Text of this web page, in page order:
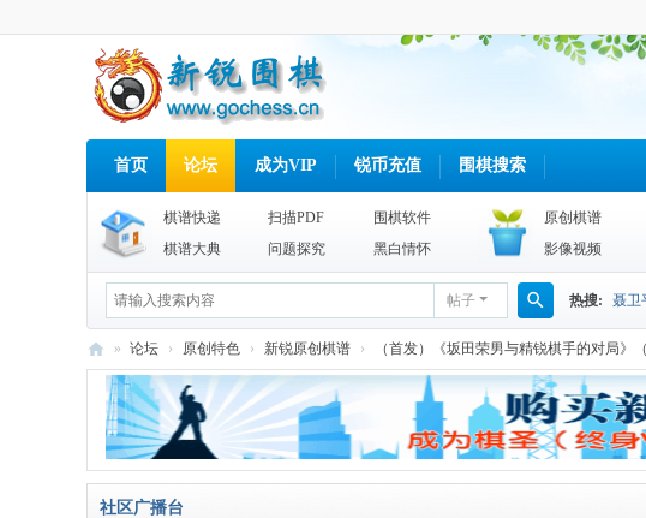
首页 论坛 成为VIP 锐币充值 围棋搜索
棋谱快递 扫描PDF
围棋软件
棋谱大典
问题探究 黑白情怀
原创棋谱
影像视频
帖子
搜
索
热搜: 聂卫
围棋天地
棋
» 论坛 › 原创特色 › 新锐原创棋谱 › （首发）《坂田荣男与精锐棋手的对局》
社区广播台